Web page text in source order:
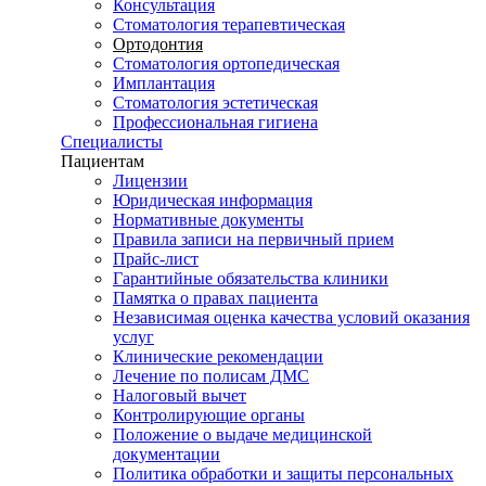
Консультация
Стоматология терапевтическая
Ортодонтия
Стоматология ортопедическая
Имплантация
Стоматология эстетическая
Профессиональная гигиена
Специалисты
Пациентам
Лицензии
Юридическая информация
Нормативные документы
Правила записи на первичный прием
Прайс-лист
Гарантийные обязательства клиники
Памятка о правах пациента
Независимая оценка качества условий оказания
услуг
Клинические рекомендации
Лечение по полисам ДМС
Налоговый вычет
Контролирующие органы
Положение о выдаче медицинской
документации
Политика обработки и защиты персональных